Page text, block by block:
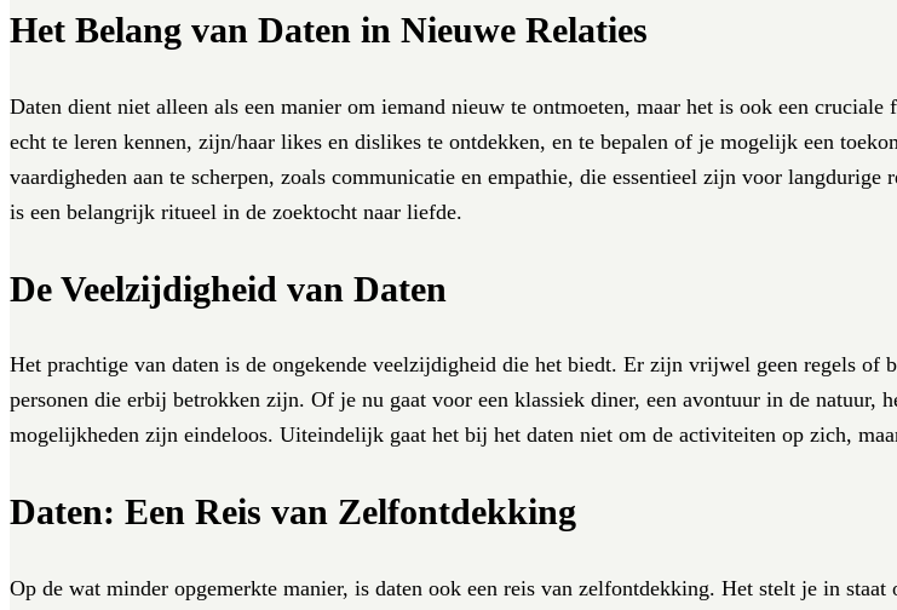
Het Belang van Daten in Nieuwe Relaties
Daten dient niet alleen als een manier om iemand nieuw te ontmoeten, maar het is ook een
echt te leren kennen, zijn/haar likes en dislikes te ontdekken, en te bepalen of je mogelijk een
vaardigheden aan te scherpen, zoals communicatie en empathie, die essentieel zijn voor
is een belangrijk ritueel in de zoektocht naar liefde.
De Veelzijdigheid van Daten
Het prachtige van daten is de ongekende veelzijdigheid die het biedt. Er zijn vrijwel geen regels of
personen die erbij betrokken zijn. Of je nu gaat voor een klassiek diner, een avontuur in de
mogelijkheden zijn eindeloos. Uiteindelijk gaat het bij het daten niet om de activiteiten op zich,
Daten: Een Reis van Zelfontdekking
Op de wat minder opgemerkte manier, is daten ook een reis van zelfontdekking. Het stelt je in